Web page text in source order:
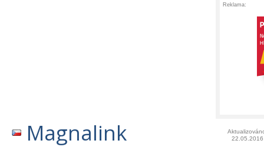
Reklama:
Magnalink
22.05.2016